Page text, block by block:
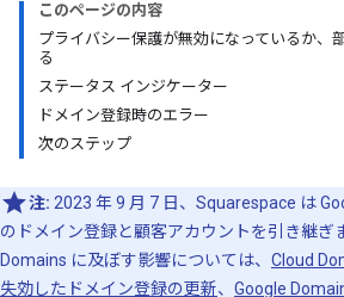
このページの内容
プライバシー保護が無効になっているか、
る
ステータス インジケーター
ドメイン登録時のエラー
次のステップ
注: 2023 年 9 月 7 日、Squarespace は
のドメイン登録と顧客アカウントを引き継ぎ
Domains に及ぼす影響については、 Cloud
失効したドメイン登録の更新、 Google